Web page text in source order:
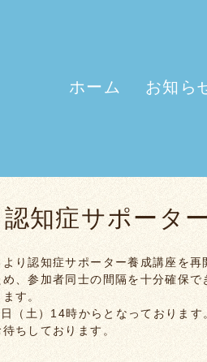
ホーム お知ら
認知症サポータ
り認知症サポーター養成講座を再
、参加者同士の間隔を十分確保で
す。
（土）14時からとなっております
ちしております。